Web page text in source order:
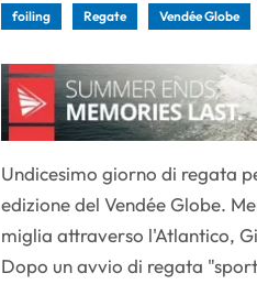
foiling Regate Vendée Globe
Undicesimo giorno di regata
edizione del Vendée Globe.
miglia attraverso l'Atlantico,
Dopo un avvio di regata